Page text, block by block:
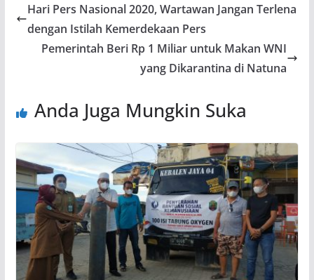
Hari Pers Nasional 2020, Wartawan Jangan Terlena
dengan Istilah Kemerdekaan Pers
Pemerintah Beri Rp 1 Miliar untuk Makan WNI
yang Dikarantina di Natuna
Anda Juga Mungkin Suka